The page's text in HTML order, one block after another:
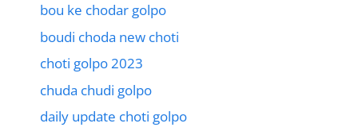
bou ke chodar golpo
boudi choda new choti
choti golpo 2023
chuda chudi golpo
daily update choti golpo